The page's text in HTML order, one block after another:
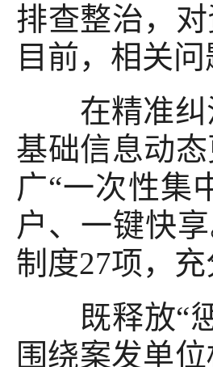
排查整治，
目前，相关
在精准纠治
基础信息动
广“一次性集
户、一键快
制度27项，
既释放“惩
围绕案发单